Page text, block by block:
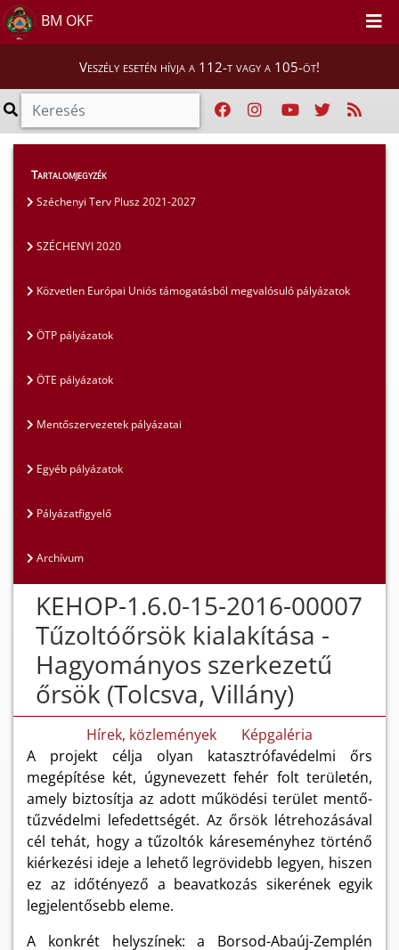
BM OKF
Veszély esetén hívja a 112-t vagy a 105-öt!
Szakmai tájékoztatók
SZÉCHENYI 2020
Tartalomjegyzék
Széchenyi Terv Plusz 2021-2027
SZÉCHENYI 2020
Közvetlen Európai Uniós támogatásból megvalósuló pályázatok
ÖTP pályázatok
ÖTE pályázatok
Mentőszervezetek pályázatai
Egyéb pályázatok
Pályázatfigyelő
Archívum
KEHOP-1.6.0-15-2016-00007
Tűzoltóőrsök kialakítása -
Hagyományos szerkezetű
őrsök (Tolcsva, Villány)
Hírek, közlemények
Képgaléria
A projekt célja olyan katasztrófavédelmi őrs
megépítése két, úgynevezett fehér folt területén,
amely biztosítja az adott működési terület mentő-
tűzvédelmi lefedettségét. Az őrsök létrehozásával
cél tehát, hogy a tűzoltók káreseményhez történő
kiérkezési ideje a lehető legrövidebb legyen, hiszen
ez az időtényező a beavatkozás sikerének egyik
legjelentősebb eleme.
A konkrét helyszínek: a Borsod-Abaúj-Zemplén